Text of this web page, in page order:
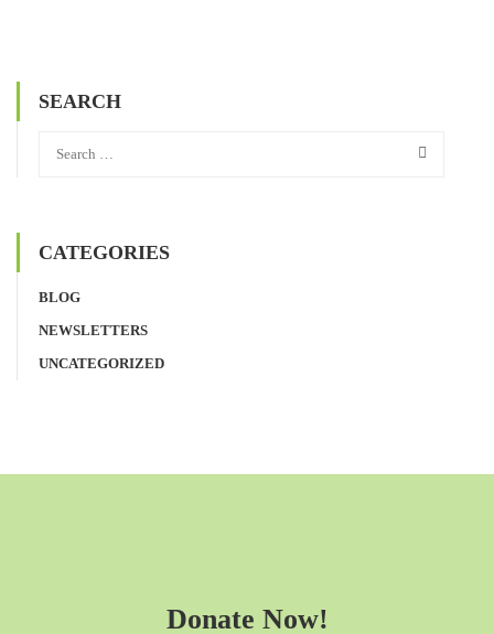
SEARCH
CATEGORIES
BLOG
NEWSLETTERS
UNCATEGORIZED
Donate Now!